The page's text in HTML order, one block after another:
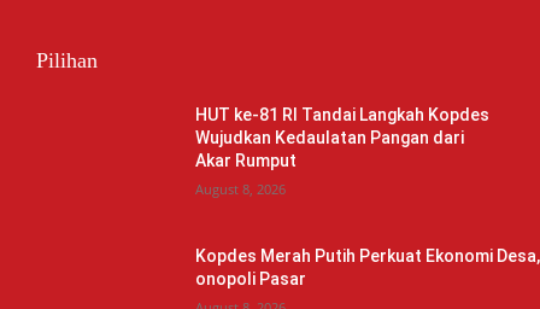
Pilihan
HUT ke-81 RI Tandai Langkah Kopdes
Wujudkan Kedaulatan Pangan dari
Akar Rumput
August 8, 2026
Kopdes Merah Putih Perkuat Ekonomi
onopoli Pasar